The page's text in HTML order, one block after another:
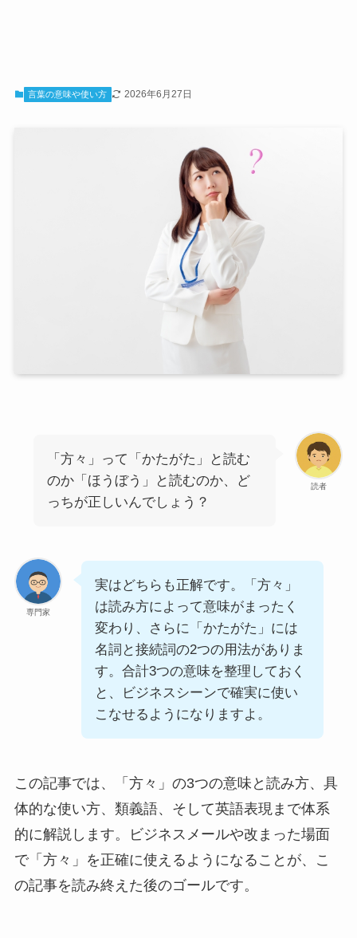
言葉の意味や使い方 2026年6月27日
読者
「方々」って「かたがた」と読む
のか「ほうぼう」と読むのか、ど
っちが正しいんでしょう？
専門家
実はどちらも正解です。「方々」
は読み方によって意味がまったく
変わり、さらに「かたがた」には
名詞と接続詞の2つの用法がありま
す。合計3つの意味を整理しておく
と、ビジネスシーンで確実に使い
こなせるようになりますよ。
この記事では、「方々」の3つの意味と読み方、具
体的な使い方、類義語、そして英語表現まで体系
的に解説します。ビジネスメールや改まった場面
で「方々」を正確に使えるようになることが、こ
の記事を読み終えた後のゴールです。